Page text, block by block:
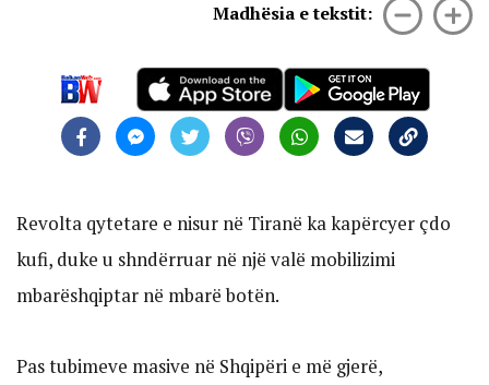
Madhësia e tekstit:
Revolta qytetare e nisur në Tiranë ka kapërcyer çdo
kufi, duke u shndërruar në një valë mobilizimi
mbarëshqiptar në mbarë botën.
Pas tubimeve masive në Shqipëri e më gjerë,